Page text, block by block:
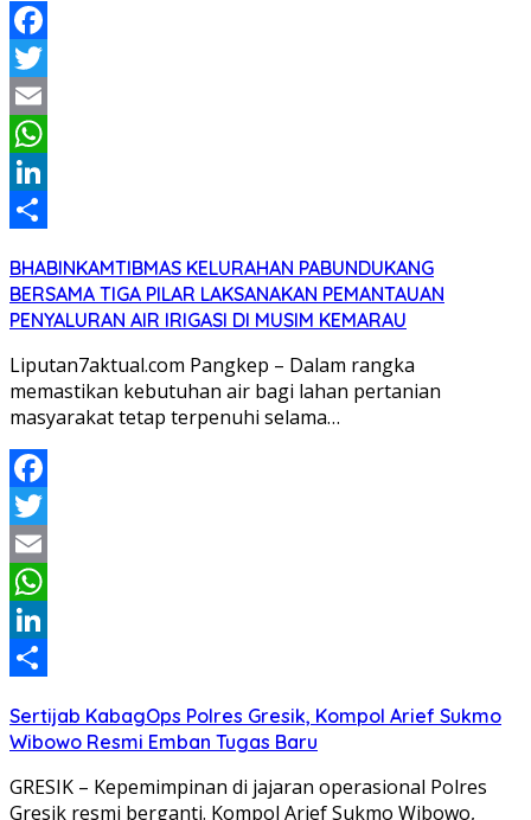
Facebook
Twitter
Email
WhatsApp
LinkedIn
BHABINKAMTIBMAS KELURAHAN PABUNDUKANG
BERSAMA TIGA PILAR LAKSANAKAN PEMANTAUAN
PENYALURAN AIR IRIGASI DI MUSIM KEMARAU
Liputan7aktual.com Pangkep – Dalam rangka
memastikan kebutuhan air bagi lahan pertanian
masyarakat tetap terpenuhi selama…
Facebook
Twitter
Email
WhatsApp
LinkedIn
Sertijab KabagOps Polres Gresik, Kompol Arief Sukmo
Wibowo Resmi Emban Tugas Baru
GRESIK – Kepemimpinan di jajaran operasional Polres
Gresik resmi berganti. Kompol Arief Sukmo Wibowo,